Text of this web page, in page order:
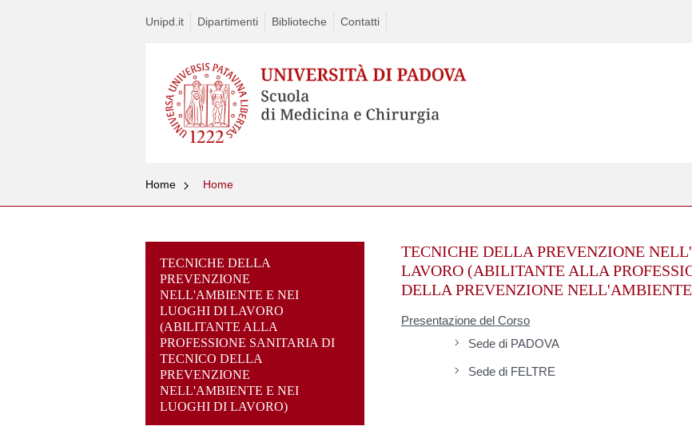
Unipd.it Dipartimenti Biblioteche Contatti
Home Home
TECNICHE DELLA
PREVENZIONE
NELL'AMBIENTE E NEI
LUOGHI DI LAVORO
(ABILITANTE ALLA
PROFESSIONE SANITARIA DI
TECNICO DELLA
PREVENZIONE
NELL'AMBIENTE E NEI
LUOGHI DI LAVORO)
to
TECNICHE DELLA PREVENZIONE
LAVORO (ABILITANTE ALLA
DELLA PREVENZIONE
Presentazione del Corso
Sede di PADOVA
Sede di FELTRE